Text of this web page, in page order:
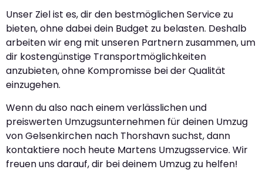
Unser Ziel ist es, dir den bestmöglichen Service zu
bieten, ohne dabei dein Budget zu belasten. Deshalb
arbeiten wir eng mit unseren Partnern zusammen, um
dir kostengünstige Transportmöglichkeiten
anzubieten, ohne Kompromisse bei der Qualität
einzugehen.
Wenn du also nach einem verlässlichen und
preiswerten Umzugsunternehmen für deinen Umzug
von Gelsenkirchen nach Thorshavn suchst, dann
kontaktiere noch heute Martens Umzugsservice. Wir
freuen uns darauf, dir bei deinem Umzug zu helfen!